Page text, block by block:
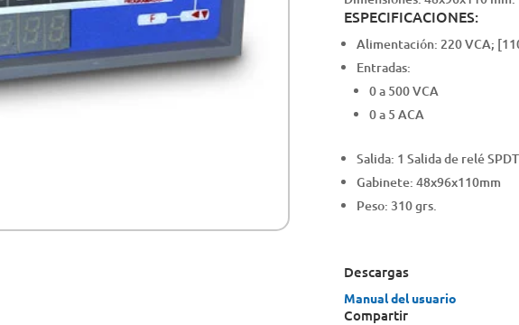
ESPECIFICACIONES:
Alimentación: 220 VCA;
Entradas:
0 a 500 VCA
0 a 5 ACA
Salida: 1 Salida de relé SPDT
Gabinete: 48x96x110mm
Peso: 310 grs.
Descargas
Manual del usuario
Compartir